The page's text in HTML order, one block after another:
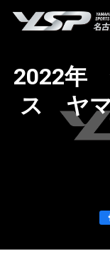
2022年
ス ヤマ